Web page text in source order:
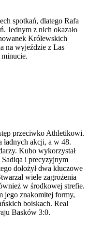
spotkań, dlatego Rafa
Jednym z nich okazało
Królewskich
na wyjeździe z Las
przeciwko Athletikowi.
ładnych akcji, a w 48.
Kubo wykorzystał
Sadiqa i precyzyjnym
dołożył dwa kluczowe
wiele zagrożenia
w środkowej strefie.
jego znakomitej formy,
boiskach. Real
Basków 3:0.